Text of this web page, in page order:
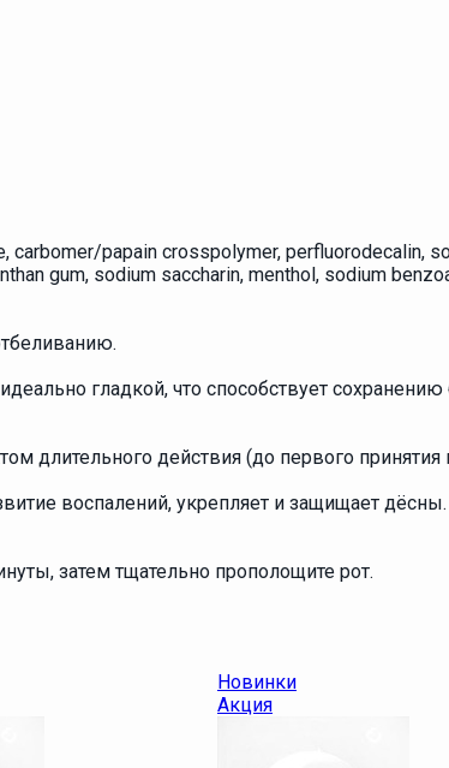
carbomer/papain crosspolymer, perfluorodecalin,
gum, sodium saccharin, menthol, sodium
гладкой, что способствует
действия (до первого принятия
воспалений, укрепляет и защищает дёсны.
затем тщательно прополощите рот.
Новинки
Акция